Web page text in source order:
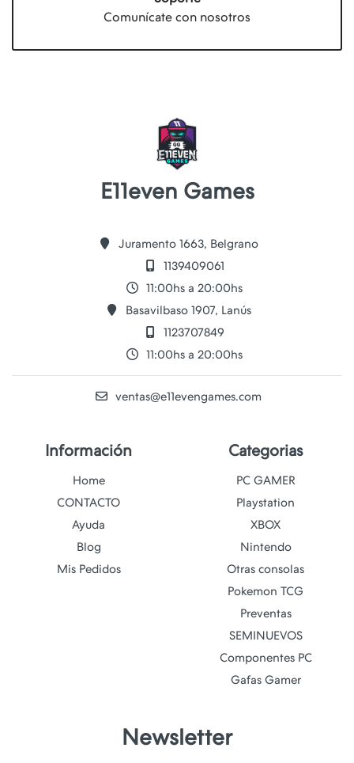
Comunícate con nosotros
E11even Games
Juramento 1663, Belgrano
1139409061
11:00hs a 20:00hs
Basavilbaso 1907, Lanús
1123707849
11:00hs a 20:00hs
ventas@e11evengames.com
Información
Home
CONTACTO
Ayuda
Blog
Mis Pedidos
Categorias
PC GAMER
Playstation
XBOX
Nintendo
Otras consolas
Pokemon TCG
Preventas
SEMINUEVOS
Componentes PC
Gafas Gamer
Newsletter